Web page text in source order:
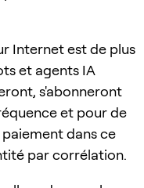
Internet est de plus
et agents IA
s'abonneront
et pour de
dans ce
par corrélation.